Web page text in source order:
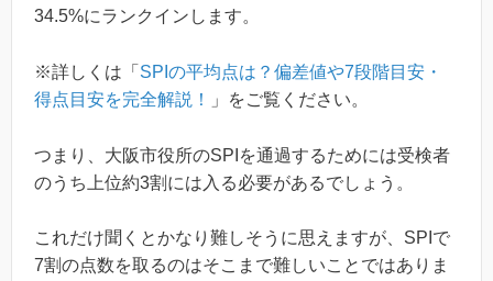
34.5%にランクインします。
※詳しくは「 SPIの平均点は？偏差値や7段階目安・
得点目安を完全解説！
」をご覧ください。
つまり、大阪市役所のSPIを通過するためには受検者
のうち上位約3割には入る必要があるでしょう。
これだけ聞くとかなり難しそうに思えますが、SPIで
7割の点数を取るのはそこまで難しいことではありま